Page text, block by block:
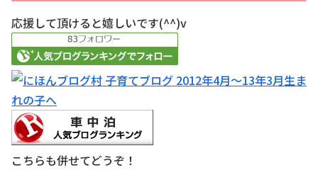
応援して頂けると嬉しいです(^^)v
こちらも併せてどうぞ！